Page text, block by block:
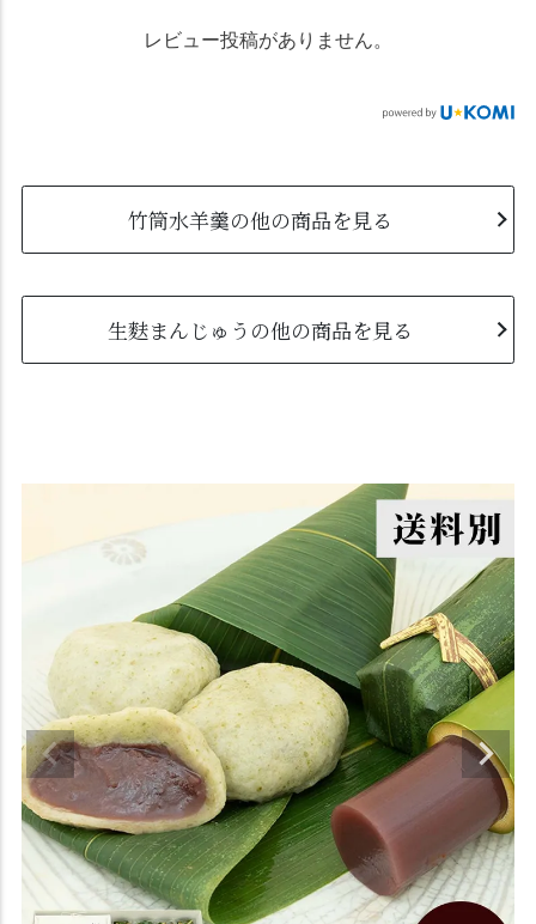
レビュー投稿がありません。
竹筒水羊羹の他の商品を見る
生麩まんじゅうの他の商品を見る